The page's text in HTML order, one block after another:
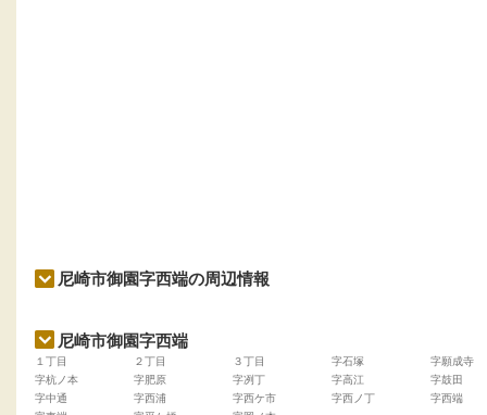
尼崎市御園字西端の周辺情報
尼崎市御園字西端
１丁目 ２丁目 ３丁目 字石塚
字願成寺
字杭ノ本
字肥原 字冽丁 字高江
字鼓田
字中通
字西浦 字西ケ市 字西ノ丁
字西端